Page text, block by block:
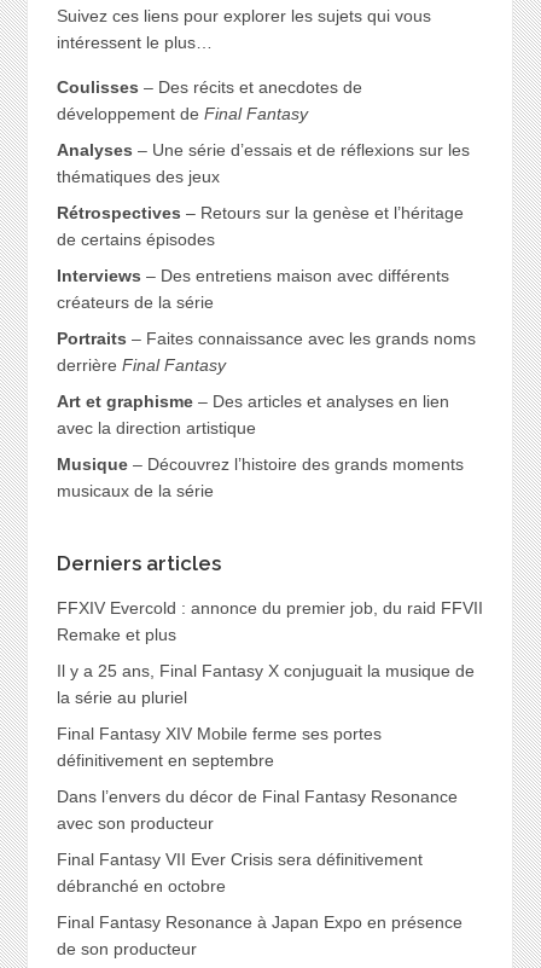
Suivez ces liens pour explorer les sujets qui vous
intéressent le plus…
Coulisses – Des récits et anecdotes de
développement de Final Fantasy
Analyses – Une série d’essais et de réflexions sur les
thématiques des jeux
Rétrospectives – Retours sur la genèse et l’héritage
de certains épisodes
Interviews – Des entretiens maison avec différents
créateurs de la série
Portraits – Faites connaissance avec les grands noms
derrière Final Fantasy
Art et graphisme– Des articles et analyses en lien
avec la direction artistique
Musique– Découvrez l’histoire des grands moments
musicaux de la série
Derniers articles
FFXIV Evercold : annonce du premier job, du raid FFVII
Remake et plus
Il y a 25 ans, Final Fantasy X conjuguait la musique de
la série au pluriel
Final Fantasy XIV Mobile ferme ses portes
définitivement en septembre
Dans l’envers du décor de Final Fantasy Resonance
avec son producteur
Final Fantasy VII Ever Crisis sera définitivement
débranché en octobre
Final Fantasy Resonance à Japan Expo en présence
de son producteur